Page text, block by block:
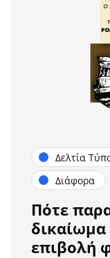
Δελτία
Διάφορα
Πότε
δικαίωμα
επιβολή